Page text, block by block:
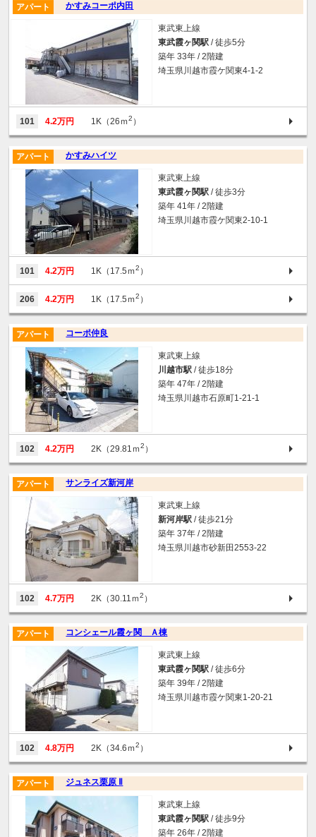
かすみコーポ内田
アパート
東武東上線
東武霞ヶ関駅 / 徒歩5分
築年 33年 / 2階建
埼玉県川越市霞ケ関東4-1-2
101 4.2万円 1K（26ｍ2 ）
かすみハイツ
アパート
東武東上線
東武霞ヶ関駅 / 徒歩3分
築年 41年 / 2階建
埼玉県川越市霞ケ関東2-10-1
101 4.2万円 1K（17.5ｍ2 ）
206 4.2万円 1K（17.5ｍ2 ）
コーポ仲良
アパート
東武東上線
川越市駅 / 徒歩18分
築年 47年 / 2階建
埼玉県川越市石原町1-21-1
102 4.2万円 2K（29.81ｍ2 ）
サンライズ新河岸
アパート
東武東上線
新河岸駅 / 徒歩21分
築年 37年 / 2階建
埼玉県川越市砂新田2553-22
102 4.7万円 2K（30.11ｍ2 ）
コンシェール霞ヶ関 Ａ棟
アパート
東武東上線
東武霞ヶ関駅 / 徒歩6分
築年 39年 / 2階建
埼玉県川越市霞ケ関東1-20-21
102 4.8万円 2K（34.6ｍ2 ）
ジュネス栗原 Ⅱ
アパート
東武東上線
東武霞ヶ関駅 / 徒歩9分
築年 26年 / 2階建